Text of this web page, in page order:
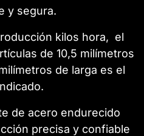
y segura.
kilos hora, el
de 10,5 milímetros
de larga es el
de acero endurecido
precisa y confiable